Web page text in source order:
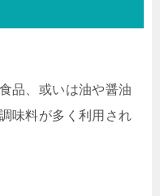
品、或いは油や醤油
味料が多く利用され